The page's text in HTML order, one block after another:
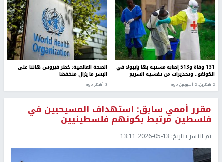
131 وفاة و513 إصابة مشتبه بها بإيبولا في
الكونغو.. وتحذيرات من تفشيه السريع
2 شهرين، 2 أسبوعين ago
الصحة العالمية: خطر فيروس هانتا على
البشر ما يزال منخفضا
3 أشهر ago
مقرر أممي سابق: استهداف المسيحيين في
فلسطين مرتبط بكونهم فلسطينيين
تم النشر بتاريخ: 2026-05-13 13:11